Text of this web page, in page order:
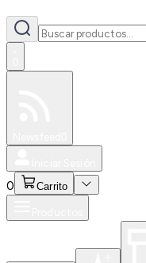
0 Carrito